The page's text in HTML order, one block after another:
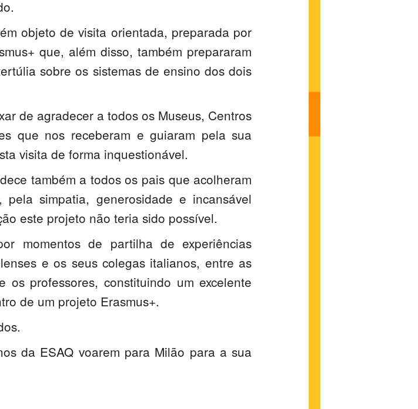
objeto de visita orientada, preparada por
que, além disso, também prepararam
sobre os sistemas de ensino dos dois
de agradecer a todos os Museus, Centros
que nos receberam e guiaram pela sua
visita de forma inquestionável.
também a todos os pais que acolheram
simpatia, generosidade e incansável
este projeto não teria sido possível.
momentos de partilha de experiências
e os seus colegas italianos, entre as
professores, constituindo um excelente
de um projeto Erasmus+.
da ESAQ voarem para Milão para a sua